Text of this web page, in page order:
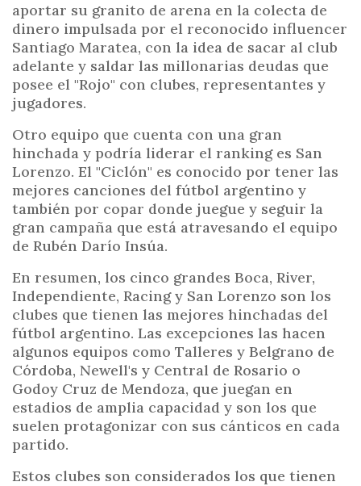
aportar su granito de arena en la colecta de
dinero impulsada por el reconocido influencer
Santiago Maratea, con la idea de sacar al club
adelante y saldar las millonarias deudas que
posee el "Rojo" con clubes, representantes y
jugadores.
Otro equipo que cuenta con una gran
hinchada y podría liderar el ranking es San
Lorenzo. El "Ciclón" es conocido por tener las
mejores canciones del fútbol argentino y
también por copar donde juegue y seguir la
gran campaña que está atravesando el equipo
de Rubén Darío Insúa.
En resumen, los cinco grandes Boca, River,
Independiente, Racing y San Lorenzo son los
clubes que tienen las mejores hinchadas del
fútbol argentino. Las excepciones las hacen
algunos equipos como Talleres y Belgrano de
Córdoba, Newell's y Central de Rosario o
Godoy Cruz de Mendoza, que juegan en
estadios de amplia capacidad y son los que
suelen protagonizar con sus cánticos en cada
partido.
Estos clubes son considerados los que tienen